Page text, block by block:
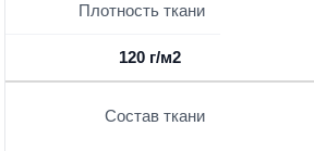
Плотность ткани
120 г/м2
Состав ткани